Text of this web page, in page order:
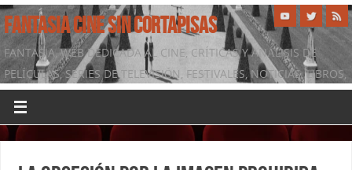
FANTASIA CINE SIN CORTAPISAS
FANTASIA, WEB DEDICADA AL CINE, CRÍTICAS Y ANÁLISIS DE
PELÍCULAS, SERIES DE TELEVISIÓN, FESTIVALES, NOTICIAS, LIBROS,
DVD & BLURAY, MERCHANDISING Y TODO LO QUE RODEA AL
SÉPTIMO ARTE